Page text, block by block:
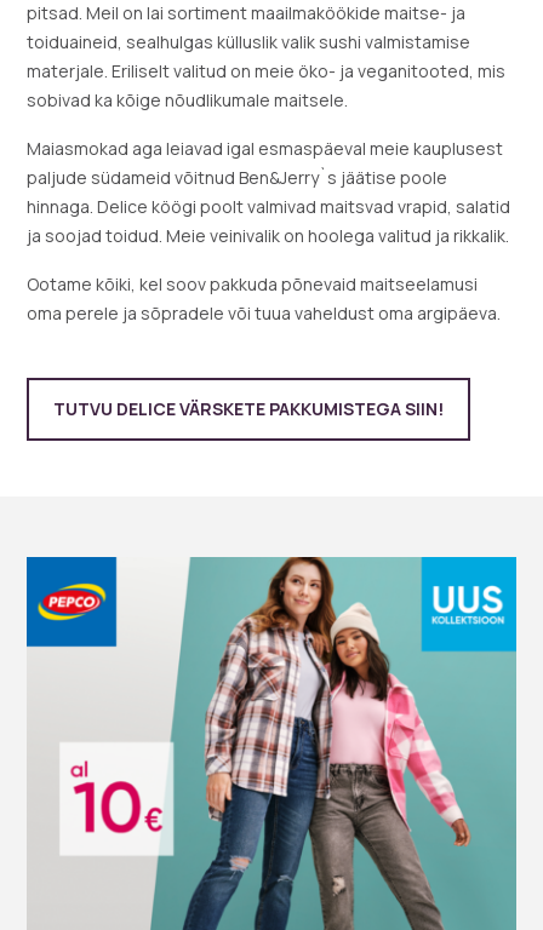
pitsad. Meil on lai sortiment maailmaköökide maitse- ja
toiduaineid, sealhulgas külluslik valik sushi valmistamise
materjale. Eriliselt valitud on meie öko- ja veganitooted, mis
sobivad ka kõige nõudlikumale maitsele.
Maiasmokad aga leiavad igal esmaspäeval meie kauplusest
paljude südameid võitnud Ben&Jerry`s jäätise poole
hinnaga. Delice köögi poolt valmivad maitsvad vrapid, salatid
ja soojad toidud. Meie veinivalik on hoolega valitud ja rikkalik.
Ootame kõiki, kel soov pakkuda põnevaid maitseelamusi
oma perele ja sõpradele või tuua vaheldust oma argipäeva.
TUTVU DELICE VÄRSKETE PAKKUMISTEGA SIIN!